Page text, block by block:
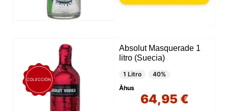
COLECCIÓN
Absolut Masquerade 1
litro (Suecia)
1 Litro
40%
Åhus
64,95 €